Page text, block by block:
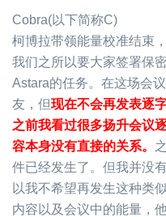
Cobra(以下简称C)
柯博拉带领能量校准结束
我们之所以要大家签署保
Astara的任务。在这场会
友，但现在不会再发表逐
之前我看过很多扬升会议
容本身没有直接的关系。
件已经发生了。但我并没
以我不希望再发生这种类
内容以及会议中的能量，